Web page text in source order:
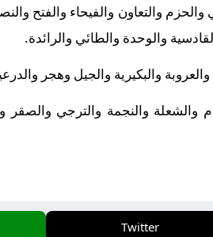
والتعاون والفيحاء والفتح
والوحدة والطائي والرائدة.
والبكيرية والجيل وهجر
والشعلة والنجمة والترجي والصقر
Twitter